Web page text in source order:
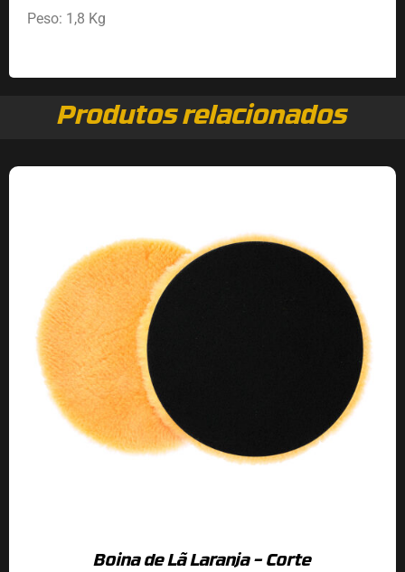
Peso: 1,8 Kg
Produtos relacionados
Boina de Lã Laranja – Corte